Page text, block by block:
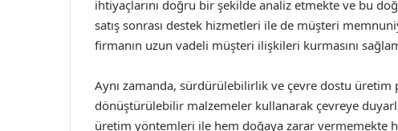
ihtiyaçlarını doğru bir şekilde analiz etmekte ve bu
satış sonrası destek hizmetleri ile de müşteri
firmanın uzun vadeli müşteri ilişkileri kurmasını
Aynı zamanda, sürdürülebilirlik ve çevre dostu
dönüştürülebilir malzemeler kullanarak çevreye
üretim yöntemleri ile hem doğaya zarar vermemekte